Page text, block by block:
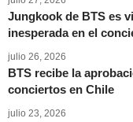
Jungkook de BTS es
inesperada en el
julio 26, 2026
BTS recibe la
conciertos en Chile
julio 23, 2026